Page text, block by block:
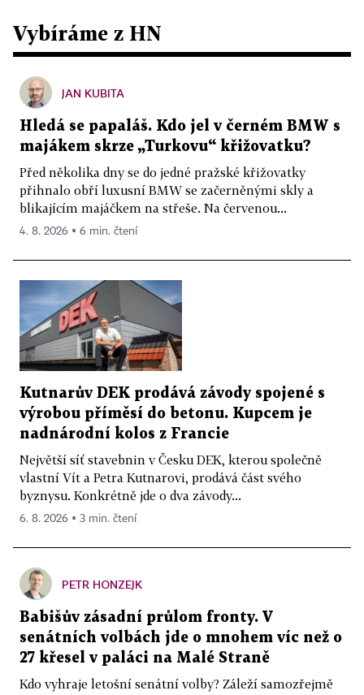
Vybíráme z HN
JAN KUBITA
Hledá se papaláš. Kdo jel v černém BMW s
majákem skrze „Turkovu“ křižovatku?
Před několika dny se do jedné pražské křižovatky
přihnalo obří luxusní BMW se začerněnými skly a
blikajícím majáčkem na střeše. Na červenou...
4. 8. 2026 ▪ 6 min. čtení
Kutnarův DEK prodává závody spojené s
výrobou příměsí do betonu. Kupcem je
nadnárodní kolos z Francie
Největší síť stavebnin v Česku DEK, kterou společně
vlastní Vít a Petra Kutnarovi, prodává část svého
byznysu. Konkrétně jde o dva závody...
6. 8. 2026 ▪ 3 min. čtení
PETR HONZEJK
Babišův zásadní průlom fronty. V
senátních volbách jde o mnohem víc než o
27 křesel v paláci na Malé Straně
Kdo vyhraje letošní senátní volby? Záleží samozřejmě